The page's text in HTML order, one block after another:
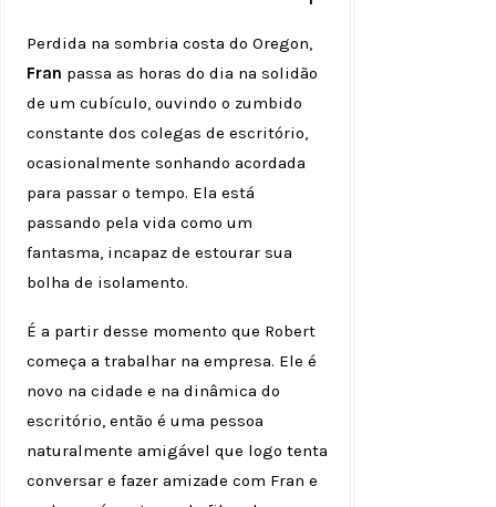
Perdida na sombria costa do Oregon,
Fran passa as horas do dia na solidão
de um cubículo, ouvindo o zumbido
constante dos colegas de escritório,
ocasionalmente sonhando acordada
para passar o tempo. Ela está
passando pela vida como um
fantasma, incapaz de estourar sua
bolha de isolamento.
É a partir desse momento que Robert
começa a trabalhar na empresa. Ele é
novo na cidade e na dinâmica do
escritório, então é uma pessoa
naturalmente amigável que logo tenta
conversar e fazer amizade com Fran e